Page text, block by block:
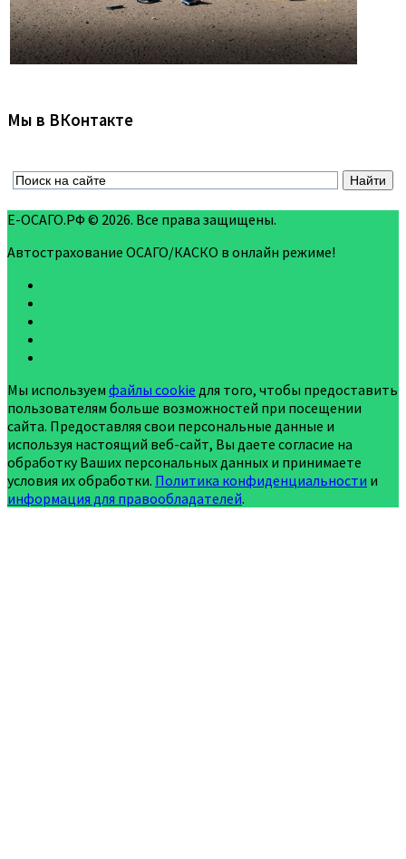
Мы в ВКонтакте
Е-ОСАГО.РФ © 2026. Все права защищены.
Автострахование ОСАГО/КАСКО в онлайн режиме!
Мы используем файлы cookie для того, чтобы предоставить
пользователям больше возможностей при посещении
сайта. Предоставляя свои персональные данные и
используя настоящий веб-сайт, Вы даете согласие на
обработку Ваших персональных данных и принимаете
условия их обработки. Политика конфиденциальности и
информация для правообладателей.